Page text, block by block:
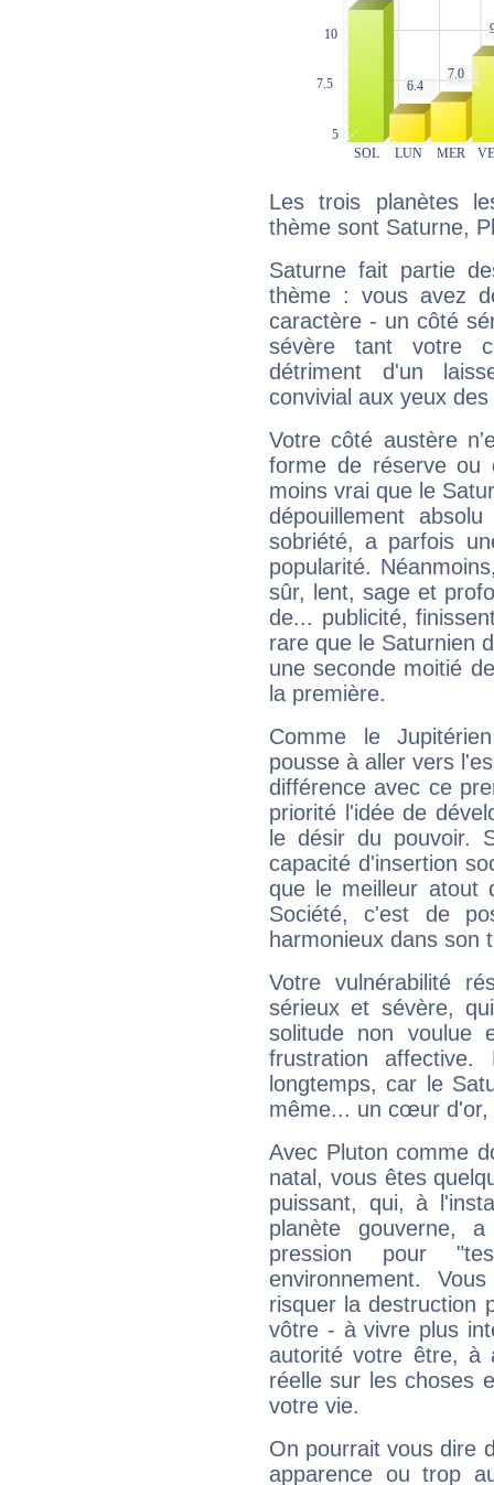
Les trois planètes
thème sont Saturne,
Saturne fait partie
thème : vous avez
caractère - un côté
sévère tant votre
détriment d'un
convivial aux yeux
Votre côté austère
forme de réserve
moins vrai que le
dépouillement
sobriété, a parfois
popularité.
sûr, lent, sage et
de... publicité,
rare que le Saturnien
une seconde moitié
la première.
Comme le
pousse à aller vers
différence avec ce
priorité l'idée de
le désir du pouvoir.
capacité d'insertion
que le meilleur atout
Société, c'est de
harmonieux dans son
Votre vulnérabilité
sérieux et sévère,
solitude non voulue
frustration
longtemps, car le
même... un cœur d'or,
Avec Pluton comme
natal, vous êtes
puissant, qui, à
planète gouverne,
pression pour
environnement.
risquer la destruction
vôtre - à vivre plus
autorité votre être, à
réelle sur les choses
votre vie.
On pourrait vous dire
apparence ou trop